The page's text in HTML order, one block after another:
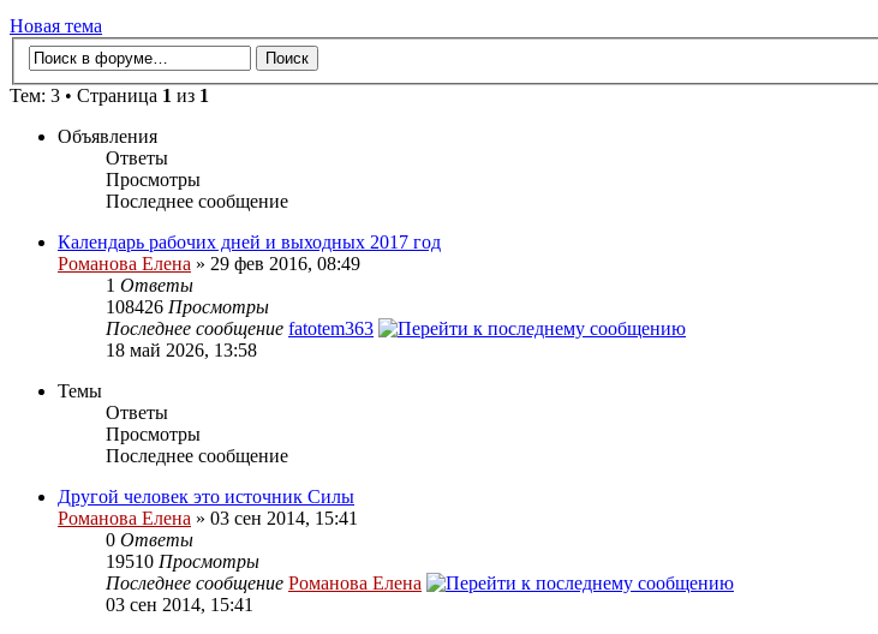
Новая тема
Тем: 3 • Страница 1 из 1
Объявления
Ответы
Просмотры
Последнее сообщение
Календарь рабочих дней и выходных 2017 год
Романова Елена » 29 фев 2016, 08:49
1 Ответы
108426 Просмотры
Последнее сообщение fatotem363
18 май 2026, 13:58
Темы
Ответы
Просмотры
Последнее сообщение
Другой человек это источник Силы
Романова Елена » 03 сен 2014, 15:41
0 Ответы
19510 Просмотры
Последнее сообщение Романова Елена
03 сен 2014, 15:41